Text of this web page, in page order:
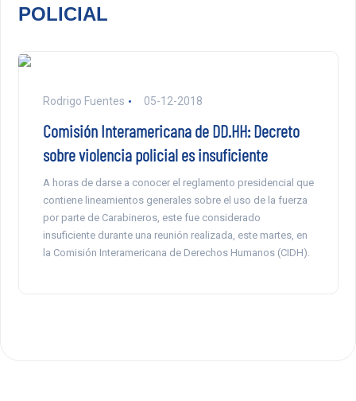
POLICIAL
Rodrigo Fuentes 05-12-2018
Comisión Interamericana de DD.HH: Decreto
sobre violencia policial es insuficiente
A horas de darse a conocer el reglamento presidencial que
contiene lineamientos generales sobre el uso de la fuerza
por parte de Carabineros, este fue considerado
insuficiente durante una reunión realizada, este martes, en
la Comisión Interamericana de Derechos Humanos (CIDH).